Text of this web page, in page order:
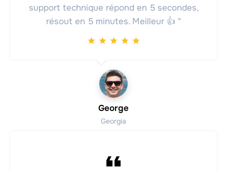
support technique répond en 5 secondes,
résout en 5 minutes. Meilleur 👍 "
George
Georgia